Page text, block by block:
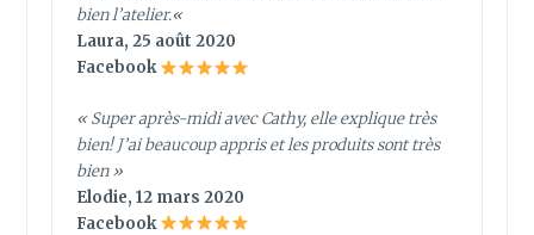
bien l’atelier.«
Laura, 25 août 2020
Facebook
« Super après-midi avec Cathy, elle explique très
bien! J’ai beaucoup appris et les produits sont très
bien »
Elodie, 12 mars 2020
Facebook